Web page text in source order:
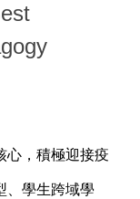
心，積極迎接疫
、學生跨域學